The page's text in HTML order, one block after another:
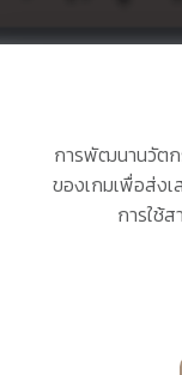
การพัฒนานวัตก
ของเกมเพื่อส่ง
การใช้